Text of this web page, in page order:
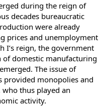
during the reign of
decades bureaucratic
were already
prices and unemployment
I’s reign, the government
domestic manufacturing
The issue of
provided monopolies and
thus played an
activity.